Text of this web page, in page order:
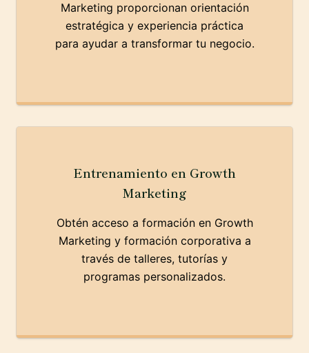
Marketing proporcionan orientación
estratégica y experiencia práctica
para ayudar a transformar tu negocio.
Entrenamiento en Growth
Marketing
Obtén acceso a formación en Growth
Marketing y formación corporativa a
través de talleres, tutorías y
programas personalizados.